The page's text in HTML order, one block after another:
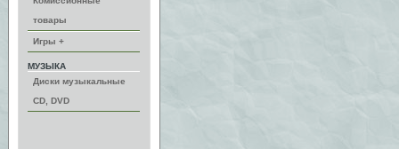
товары
Игры +
МУЗЫКА
Диски музыкальные
CD, DVD